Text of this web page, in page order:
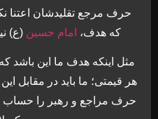
حرف مرجع تقلیدشان اعتنا
که هدف، امام حسین (ع)
مثل اینکه هدف ما این باشد
هر قیمتی؛ ما باید در مقابل
حرف مراجع و رهبر را حساب